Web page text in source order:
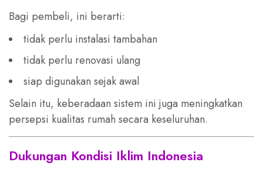
Bagi pembeli, ini berarti:
tidak perlu instalasi tambahan
tidak perlu renovasi ulang
siap digunakan sejak awal
Selain itu, keberadaan sistem ini juga meningkatkan
persepsi kualitas rumah secara keseluruhan.
Dukungan Kondisi Iklim Indonesia